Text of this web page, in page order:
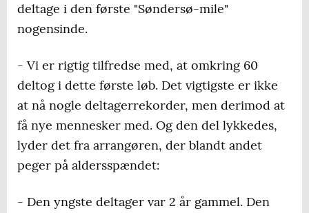
deltage i den første "Søndersø-mile"
nogensinde.
- Vi er rigtig tilfredse med, at omkring 60
deltog i dette første løb. Det vigtigste er ikke
at nå nogle deltagerrekorder, men derimod at
få nye mennesker med. Og den del lykkedes,
lyder det fra arrangøren, der blandt andet
peger på aldersspændet:
- Den yngste deltager var 2 år gammel. Den